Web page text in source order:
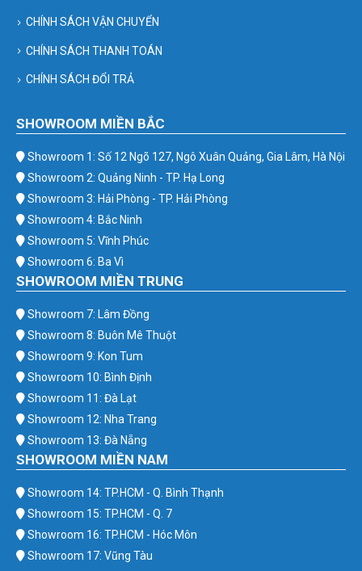
CHÍNH SÁCH VẬN CHUYỂN
CHÍNH SÁCH THANH TOÁN
CHÍNH SÁCH ĐỔI TRẢ
SHOWROOM MIỀN BẮC
Showroom 1: Số 12 Ngõ 127, Ngô Xuân Quảng, Gia Lâm, Hà Nội
Showroom 2: Quảng Ninh - TP. Hạ Long
Showroom 3: Hải Phòng - TP. Hải Phòng
Showroom 4: Bắc Ninh
Showroom 5: Vĩnh Phúc
Showroom 6: Ba Vì
SHOWROOM MIỀN TRUNG
Showroom 7: Lâm Đồng
Showroom 8: Buôn Mê Thuột
Showroom 9: Kon Tum
Showroom 10: Bình Định
Showroom 11: Đà Lạt
Showroom 12: Nha Trang
Showroom 13: Đà Nẵng
SHOWROOM MIỀN NAM
Showroom 14: TP.HCM - Q. Bình Thạnh
Showroom 15: TP.HCM - Q. 7
Showroom 16: TP.HCM - Hóc Môn
Showroom 17: Vũng Tàu